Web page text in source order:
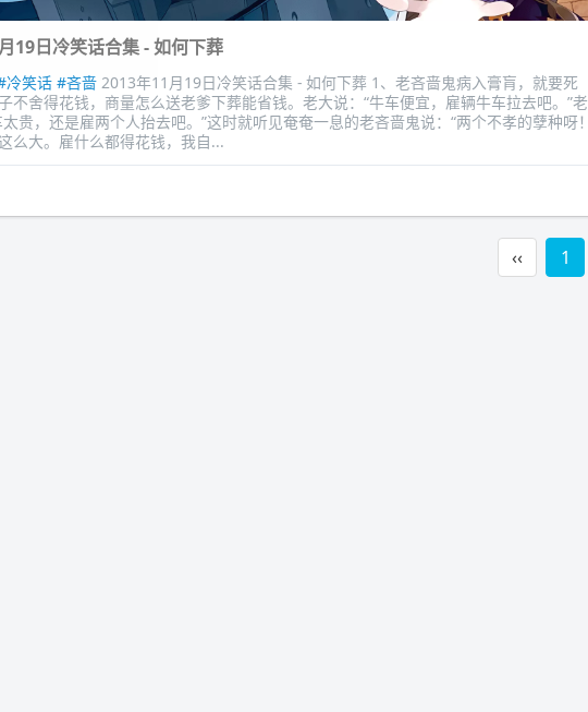
19日冷笑话合集 - 如何下葬
冷笑话 #吝啬 2013年11月19日冷笑话合集 - 如何下葬 1、老吝啬鬼病入膏肓，就要死
不舍得花钱，商量怎么送老爹下葬能省钱。老大说：“牛车便宜，雇辆牛车拉去吧。”老
贵，还是雇两个人抬去吧。”这时就听见奄奄一息的老吝啬鬼说：“两个不孝的孽种呀！
么大。雇什么都得花钱，我自...
‹‹ 1